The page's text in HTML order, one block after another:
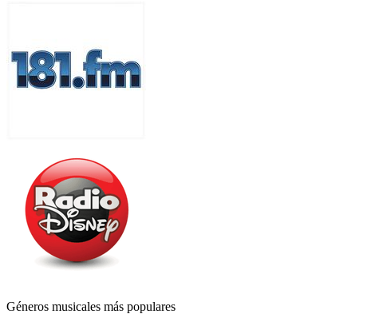
Géneros musicales más populares